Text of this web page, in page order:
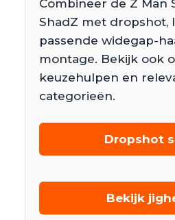
Combineer de Z Man
ShadZ met dropshot,
passende widegap-
montage. Bekijk ook
keuzehulpen en
categorieën.
Dropshot
Bekijk